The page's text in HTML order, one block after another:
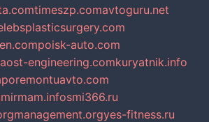
timeszp.comavtoguru.net
poisk-auto.com
ost-engineering.comkuryatnik.info
poremontuavto.com
mirmam.infosmi366.ru
yes-fitness.ru